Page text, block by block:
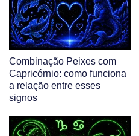
Combinação Peixes com
Capricórnio: como funciona
a relação entre esses
signos